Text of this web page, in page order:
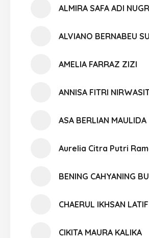
ALMIRA SAFA ADI
ALVIANO BERNABEU
AMELIA FARRAZ ZIZI
ANNISA FITRI
ASA BERLIAN MAULIDA
Aurelia Citra Putri
BENING CAHYANING
CHAERUL IKHSAN LATIF
CIKITA MAURA KALIKA